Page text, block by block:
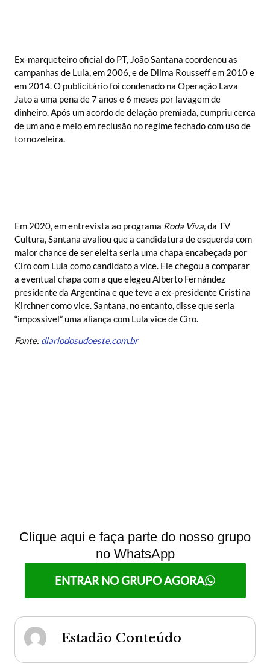
Ex-marqueteiro oficial do PT, João Santana coordenou as
campanhas de Lula, em 2006, e de Dilma Rousseff em 2010 e
em 2014. O publicitário foi condenado na Operação Lava
Jato a uma pena de 7 anos e 6 meses por lavagem de
dinheiro. Após um acordo de delação premiada, cumpriu cerca
de um ano e meio em reclusão no regime fechado com uso de
tornozeleira.
Em 2020, em entrevista ao programa Roda Viva, da TV
Cultura, Santana avaliou que a candidatura de esquerda com
maior chance de ser eleita seria uma chapa encabeçada por
Ciro com Lula como candidato a vice. Ele chegou a comparar
a eventual chapa com a que elegeu Alberto Fernández
presidente da Argentina e que teve a ex-presidente Cristina
Kirchner como vice. Santana, no entanto, disse que seria
“impossível” uma aliança com Lula vice de Ciro.
Fonte:diariodosudoeste.com.br
Clique aqui e faça parte do nosso grupo
no WhatsApp
ENTRAR NO GRUPO AGORA
Estadão Conteúdo